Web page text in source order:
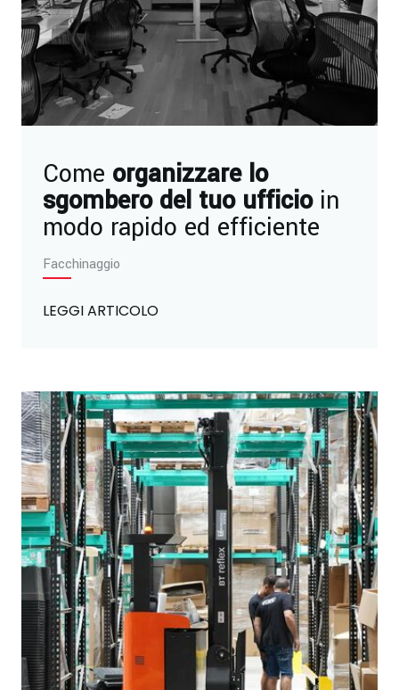
Come organizzare lo
sgombero del tuo ufficioin
modo rapido ed efficiente
Facchinaggio
LEGGI ARTICOLO